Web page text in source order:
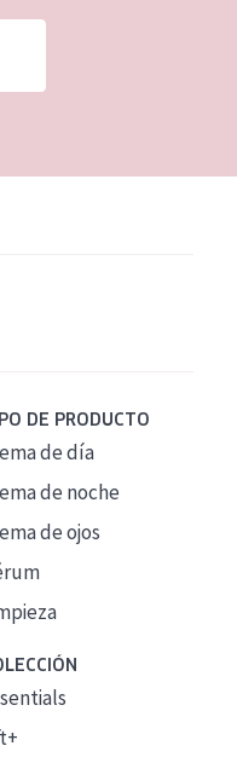
DE PRODUCTO
de día
de noche
de ojos